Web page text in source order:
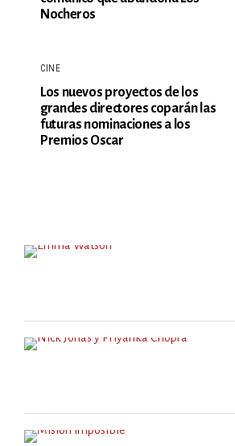
Nocheros
CINE
Los nuevos proyectos de los
grandes directores coparán las
futuras nominaciones a los
Premios Oscar